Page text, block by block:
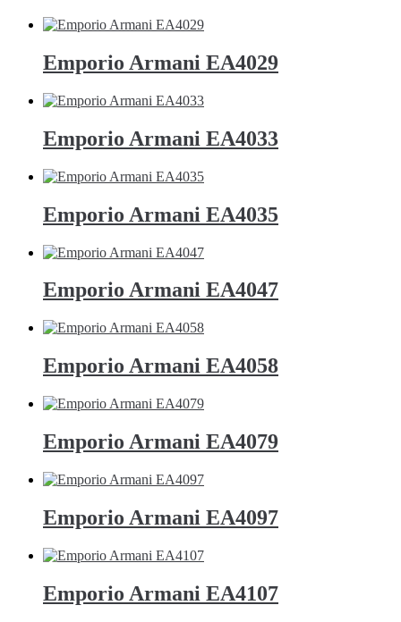
Emporio Armani EA4029
Emporio Armani EA4033
Emporio Armani EA4035
Emporio Armani EA4047
Emporio Armani EA4058
Emporio Armani EA4079
Emporio Armani EA4097
Emporio Armani EA4107